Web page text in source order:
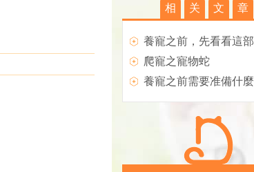
相 关 文 章
爬寵之寵物蛇
養寵之前需要准備什麼